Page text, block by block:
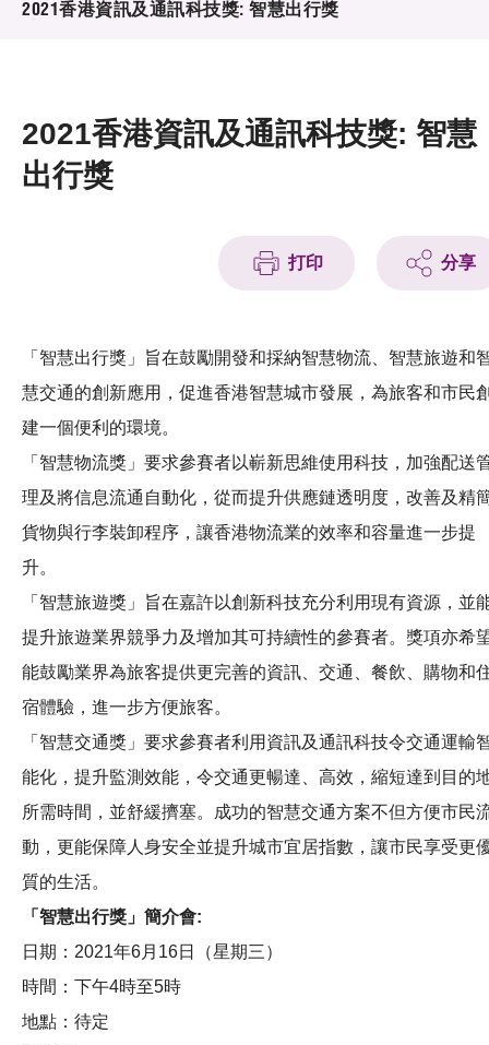
新聞中心
2021香港資訊及通訊科技獎: 智慧出行獎
2021香港資訊及通訊科技獎: 智慧
出行獎
打印 分享
「智慧出行獎」旨在鼓勵開發和採納智慧物流、智慧旅遊和
慧交通的創新應用，促進香港智慧城市發展，為旅客和市民
建一個便利的環境。
「智慧物流獎」要求參賽者以嶄新思維使用科技，加強配送
理及將信息流通自動化，從而提升供應鏈透明度，改善及精
貨物與行李裝卸程序，讓香港物流業的效率和容量進一步提
升。
「智慧旅遊獎」旨在嘉許以創新科技充分利用現有資源，並
提升旅遊業界競爭力及增加其可持續性的參賽者。獎項亦希
能鼓勵業界為旅客提供更完善的資訊、交通、餐飲、購物和
宿體驗，進一步方便旅客。
「智慧交通獎」要求參賽者利用資訊及通訊科技令交通運輸
能化，提升監測效能，令交通更暢達、高效，縮短達到目的
所需時間，並舒緩擠塞。成功的智慧交通方案不但方便市民
動，更能保障人身安全並提升城市宜居指數，讓市民享受更
質的生活。
「智慧出行獎」簡介會:
日期：2021年6月16日（星期三）
時間：下午4時至5時
地點：待定